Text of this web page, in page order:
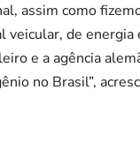
assim como
veicular, de
e a agência
no Brasil”,